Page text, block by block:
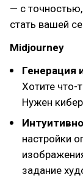
— с
стать вашей
Midjourney
Генерация
Хотите что-
Нужен
настройки
задание